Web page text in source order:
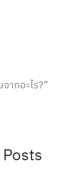
ากอะไร?”